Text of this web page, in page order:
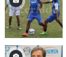
seconds